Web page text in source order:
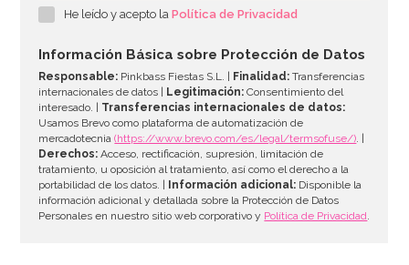
He leído y acepto laPolítica de Privacidad
Información Básica sobre Protección de Datos
Responsable: Pinkbass Fiestas S.L. | Finalidad: Transferencias
internacionales de datos |
Legitimación: Consentimiento del
interesado. | Transferencias internacionales de datos:
Usamos Brevo como plataforma de automatización de
mercadotecnia(https://www.brevo.com/es/legal/termsofuse/). |
Derechos: Acceso, rectificación, supresión, limitación de
tratamiento, u oposición al tratamiento, así como el derecho a la
portabilidad de los datos. |
Información adicional: Disponible la
información adicional y detallada sobre la Protección de Datos
Personales en nuestro sitio web corporativo y Política de Privacidad.